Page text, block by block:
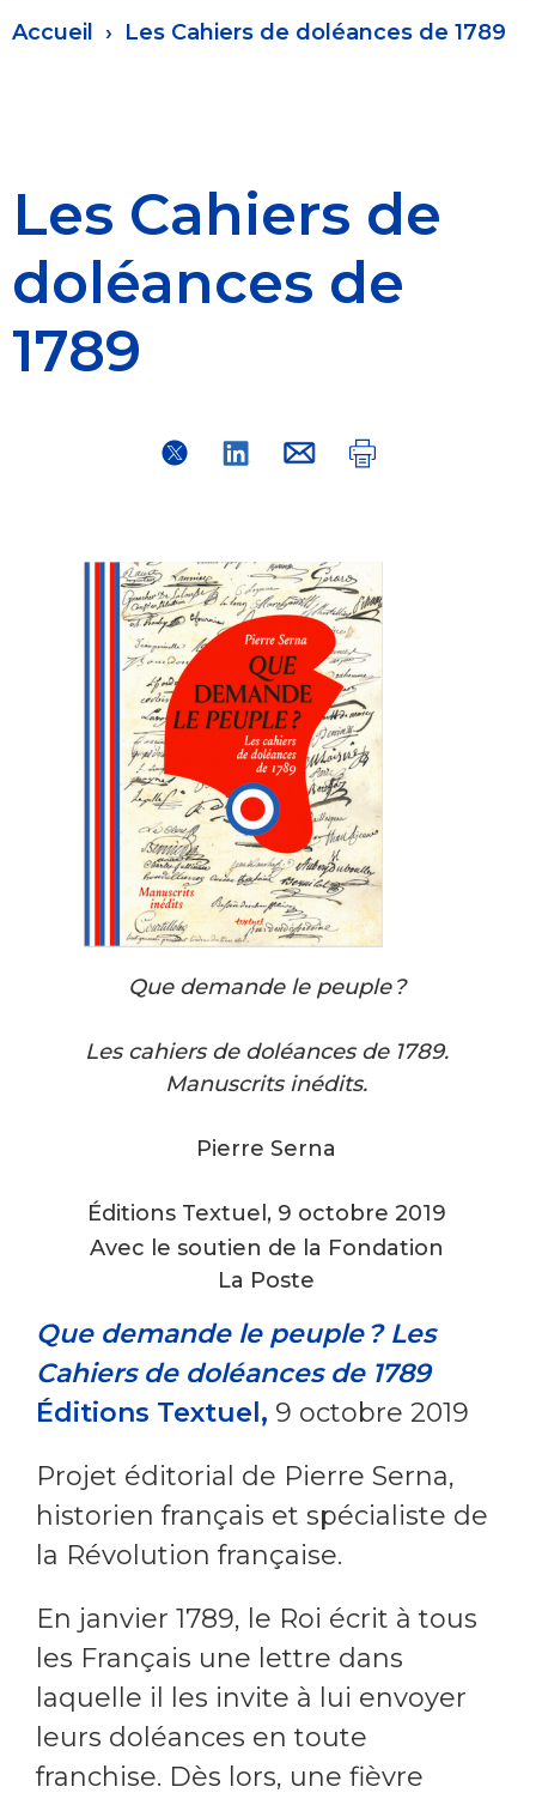
Fil
Accueil Les Cahiers de doléances de 1789
Les Cahiers de
doléances de
1789
Que demande le peuple ? Les
Cahiers de doléances de 1789
Éditions Textuel, 9 octobre 2019
Projet éditorial de Pierre Serna,
historien français et spécialiste de
la Révolution française.
En janvier 1789, le Roi écrit à tous
les Français une lettre dans
laquelle il les invite à lui envoyer
leurs doléances en toute
franchise. Dès lors, une fièvre
Que demande le peuple ?
Les cahiers de doléances de 1789.
Manuscrits inédits.
Pierre Serna
Éditions Textuel, 9 octobre 2019
Avec le soutien de la Fondation
La Poste